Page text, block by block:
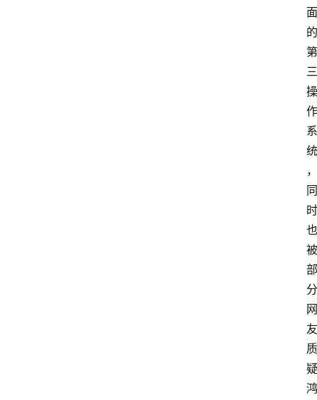
面
的
第
三
操
作
系
统
，
同
时
也
被
部
分
网
友
质
疑
鸿